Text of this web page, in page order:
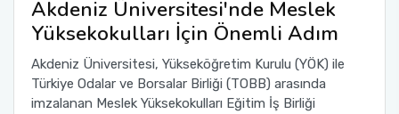
Akdeniz Üniversitesi'nde Meslek
Yüksekokulları İçin Önemli Adım
Akdeniz Üniversitesi, Yükseköğretim Kurulu (YÖK) ile
Türkiye Odalar ve Borsalar Birliği (TOBB) arasında
imzalanan Meslek Yüksekokulları Eğitim İş Birliği
2022-2026 Stratejik Planı
Faaliyet Raporları
İlahiyat Fakültesi
İletişim Fakültesi
Sağlık Hizmetleri MYO
Serik Gülsün Süleyman Süral MYO
Yapı İşleri ve Teknik Daire Başkanlığı
Uluslararası İlişkiler Ofisi
Mezun Bilgi Sistemi
Sıkça Sorulan Sorular
Online Sağlık Hizmetleri Randevu Sistemi
Yönetim Sistemi)
AB Projeleri